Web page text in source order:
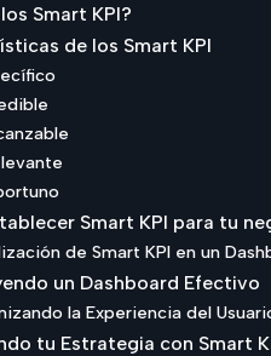
Smart KPI?
de los Smart KPI
Smart KPI para tu
de Smart KPI en un
un Dashboard Efectivo
la Experiencia del
tu Estrategia con Smart